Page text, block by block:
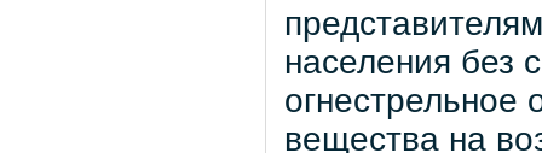
населения без
вещества на